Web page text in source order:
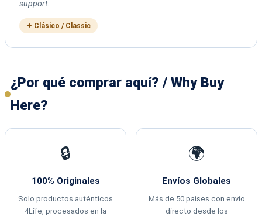
support.
✦ Clásico / Classic
¿Por qué comprar aquí? / Why Buy
Here?
🔒
100% Originales
Solo productos auténticos
4Life, procesados en la
🌍
Envíos Globales
Más de 50 países con envío
directo desde los